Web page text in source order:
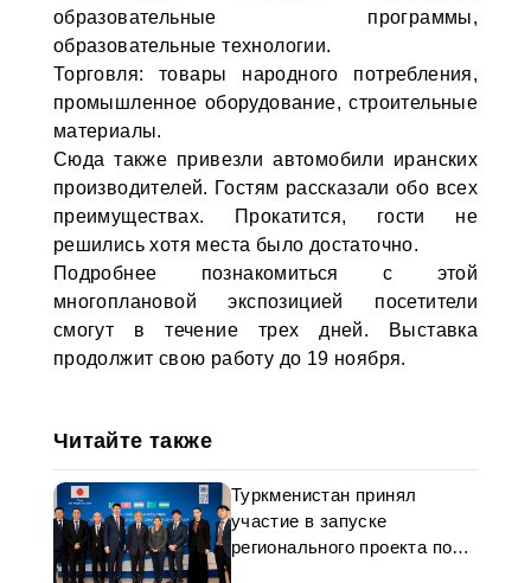
образовательные программы,
образовательные технологии.
Торговля: товары народного потребления,
промышленное оборудование, строительные
материалы.
Сюда также привезли автомобили иранских
производителей. Гостям рассказали обо всех
преимуществах. Прокатится, гости не
решились хотя места было достаточно.
Подробнее познакомиться с этой
многоплановой экспозицией посетители
смогут в течение трех дней. Выставка
продолжит свою работу до 19 ноября.
Читайте также
Туркменистан принял
участие в запуске
регионального проекта по